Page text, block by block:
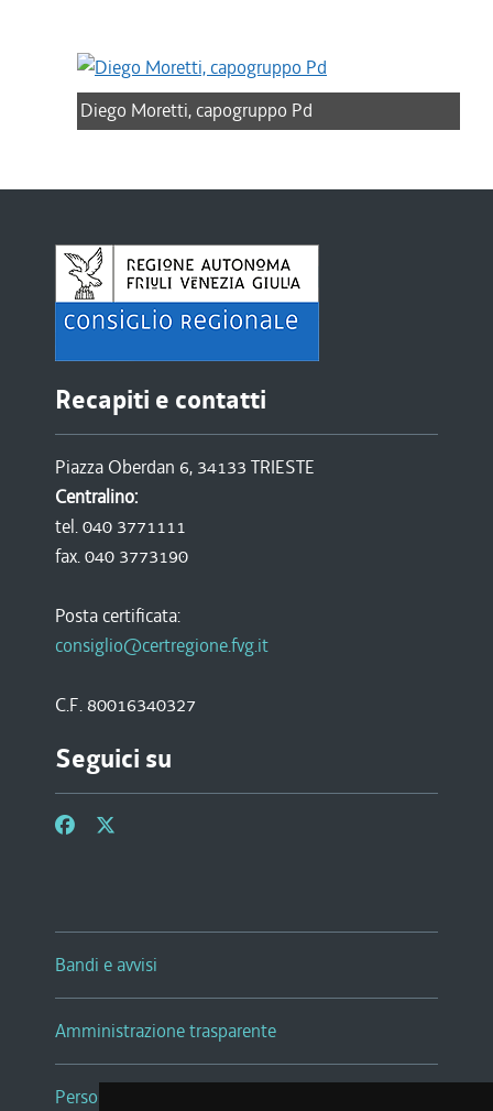
Diego Moretti, capogruppo Pd
Recapiti e contatti
Piazza Oberdan 6, 34133 TRIESTE
Centralino:
tel. 040 3771111
fax. 040 3773190
Posta certificata:
consiglio@certregione.fvg.it
C.F. 80016340327
Seguici su
Bandi e avvisi
Amministrazione trasparente
Persone e Uffici